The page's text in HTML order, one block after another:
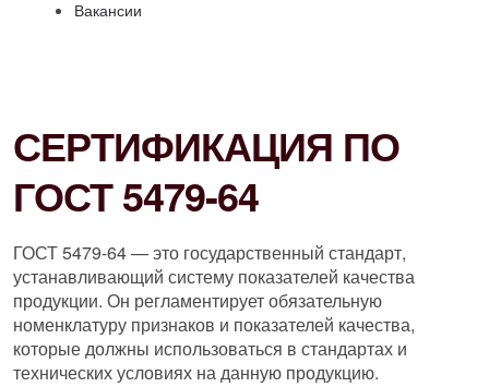
Вакансии
СЕРТИФИКАЦИЯ ПО
ГОСТ 5479-64
ГОСТ 5479-64 — это государственный стандарт,
устанавливающий систему показателей качества
продукции. Он регламентирует обязательную
номенклатуру признаков и показателей качества,
которые должны использоваться в стандартах и
технических условиях на данную продукцию.